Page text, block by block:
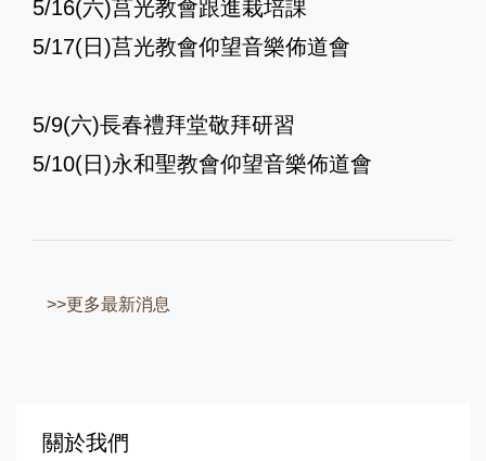
5/16(六)莒光教會跟進栽培課
5/17(日)莒光教會仰望音樂佈道會
5/9(六)長春禮拜堂敬拜研習
5/10(日)永和聖教會仰望音樂佈道會
>>更多最新消息
關於我們